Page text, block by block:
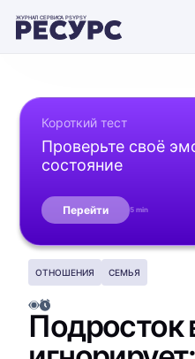
ЖУРНАЛ СЕРВИСА PSYPSY
Короткий тест
Проверьте своё
состояние
Перейти 5 min
ОТНОШЕНИЯ СЕМЬЯ
Подросток